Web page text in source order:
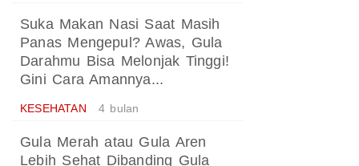
Suka Makan Nasi Saat Masih
Panas Mengepul? Awas, Gula
Darahmu Bisa Melonjak Tinggi!
Gini Cara Amannya...
KESEHATAN 4 bulan
Gula Merah atau Gula Aren
Lebih Sehat Dibanding Gula